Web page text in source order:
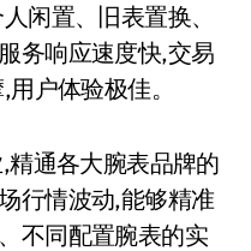
闲置、旧表置换、
务响应速度快,交易
户体验极佳。
精通各大腕表品牌的
行情波动,能够精准
不同配置腕表的实